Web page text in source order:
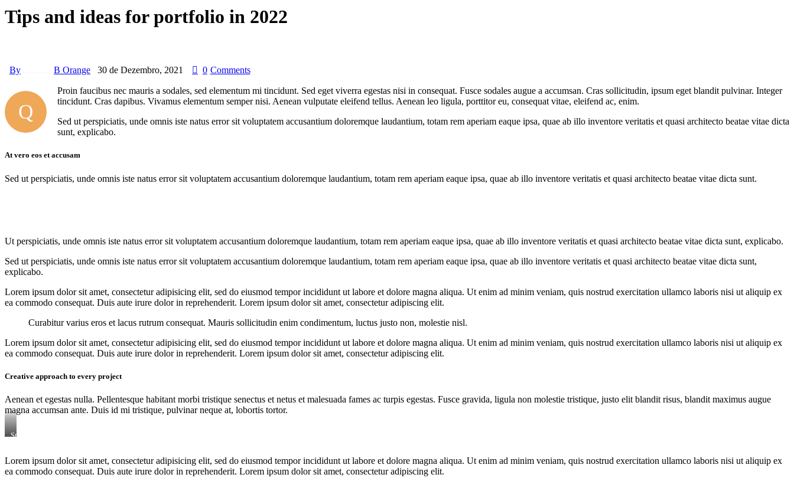
Tips and ideas for portfolio in 2022
By B Orange 30 de Dezembro, 2021 0 Comments
Q
Proin faucibus nec mauris a sodales, sed elementum mi tincidunt. Sed eget viverra egestas nisi in consequat. Fusce sodales augue a accumsan. Cras sollicitudin, ipsum eget blandit pulvinar. Integer
tincidunt. Cras dapibus. Vivamus elementum semper nisi. Aenean vulputate eleifend tellus. Aenean leo ligula, porttitor eu, consequat vitae, eleifend ac, enim.
Sed ut perspiciatis, unde omnis iste natus error sit voluptatem accusantium doloremque laudantium, totam rem aperiam eaque ipsa, quae ab illo inventore veritatis et quasi architecto beatae vitae dicta
sunt, explicabo.
At vero eos et accusam
Sed ut perspiciatis, unde omnis iste natus error sit voluptatem accusantium doloremque laudantium, totam rem aperiam eaque ipsa, quae ab illo inventore veritatis et quasi architecto beatae vitae dicta sunt.
Ut perspiciatis, unde omnis iste natus error sit voluptatem accusantium doloremque laudantium, totam rem aperiam eaque ipsa, quae ab illo inventore veritatis et quasi architecto beatae vitae dicta sunt, explicabo.
Sed ut perspiciatis, unde omnis iste natus error sit voluptatem accusantium doloremque laudantium, totam rem aperiam eaque ipsa, quae ab illo inventore veritatis et quasi architecto beatae vitae dicta sunt,
explicabo.
Lorem ipsum dolor sit amet, consectetur adipisicing elit, sed do eiusmod tempor incididunt ut labore et dolore magna aliqua. Ut enim ad minim veniam, quis nostrud exercitation ullamco laboris nisi ut aliquip ex
ea commodo consequat. Duis aute irure dolor in reprehenderit. Lorem ipsum dolor sit amet, consectetur adipiscing elit.
Curabitur varius eros et lacus rutrum consequat. Mauris sollicitudin enim condimentum, luctus justo non, molestie nisl.
Lorem ipsum dolor sit amet, consectetur adipisicing elit, sed do eiusmod tempor incididunt ut labore et dolore magna aliqua. Ut enim ad minim veniam, quis nostrud exercitation ullamco laboris nisi ut aliquip ex
ea commodo consequat. Duis aute irure dolor in reprehenderit. Lorem ipsum dolor sit amet, consectetur adipiscing elit.
Creative approach to every project
Aenean et egestas nulla. Pellentesque habitant morbi tristique senectus et netus et malesuada fames ac turpis egestas. Fusce gravida, ligula non molestie tristique, justo elit blandit risus, blandit maximus augue
magna accumsan ante. Duis id mi tristique, pulvinar neque at, lobortis tortor.
Stet
gubergren,
no
Lorem ipsum dolor sit amet, consectetur adipisicing elit, sed do eiusmod tempor incididunt ut labore et dolore magna aliqua. Ut enim ad minim veniam, quis nostrud exercitation ullamco laboris nisi ut aliquip ex
ea commodo consequat. Duis aute irure dolor in reprehenderit. Lorem ipsum dolor sit amet, consectetur adipiscing elit.